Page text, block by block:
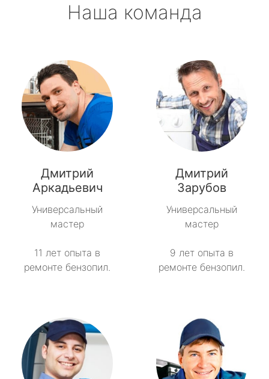
Наша команда
Дмитрий
Аркадьевич
Универсальный
мастер
11 лет опыта в
ремонте бензопил.
Дмитрий
Зарубов
Универсальный
мастер
9 лет опыта в
ремонте бензопил.